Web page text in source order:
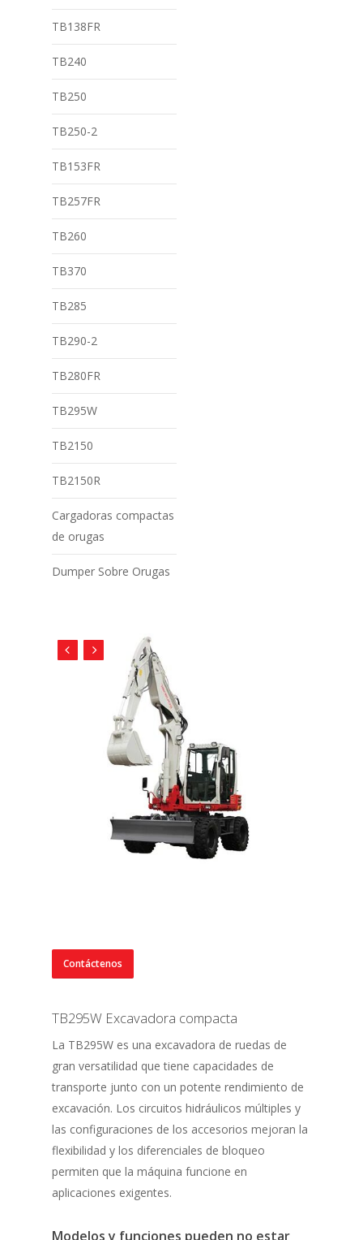
TB138FR
TB240
TB250
TB250-2
TB153FR
TB257FR
TB260
TB370
TB285
TB290-2
TB280FR
TB295W
TB2150
TB2150R
Cargadoras compactas
de orugas
Dumper Sobre Orugas
Contáctenos
TB295W Excavadora compacta
La TB295W es una excavadora de ruedas de
gran versatilidad que tiene capacidades de
transporte junto con un potente rendimiento de
excavación. Los circuitos hidráulicos múltiples y
las configuraciones de los accesorios mejoran la
flexibilidad y los diferenciales de bloqueo
permiten que la máquina funcione en
aplicaciones exigentes.
Modelos y funciones pueden no estar